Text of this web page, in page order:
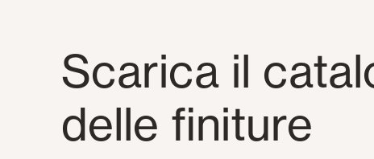
Scarica il
delle finiture